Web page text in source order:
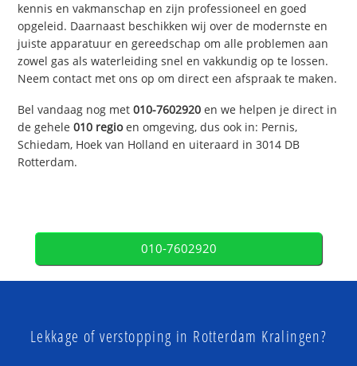
kennis en vakmanschap en zijn professioneel en goed
opgeleid. Daarnaast beschikken wij over de modernste en
juiste apparatuur en gereedschap om alle problemen aan
zowel gas als waterleiding snel en vakkundig op te lossen.
Neem contact met ons op om direct een afspraak te maken.
Bel vandaag nog met010-7602920 en we helpen je direct in
de gehele010 regioen omgeving, dus ook in: Pernis,
Schiedam, Hoek van Holland en uiteraard in 3014 DB
Rotterdam.
010-7602920
Lekkage of verstopping in Rotterdam Kralingen?